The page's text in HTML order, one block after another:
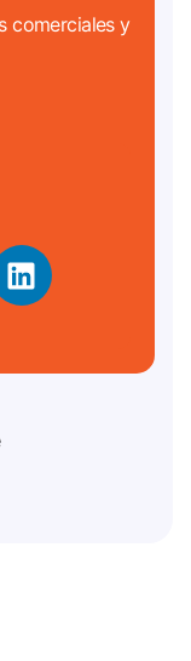
comerciales y